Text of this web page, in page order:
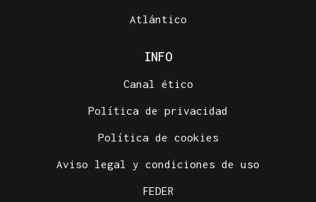
Atlántico
INFO
Canal ético
Política de privacidad
Política de cookies
Aviso legal y condiciones de uso
FEDER